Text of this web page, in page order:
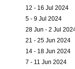
12 - 16 Jul 2024
5 - 9 Jul 2024
28 Jun - 2 Jul
21 - 25 Jun 2024
14 - 18 Jun 2024
7 - 11 Jun 2024